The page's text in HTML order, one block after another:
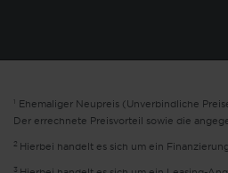
1 Ehemaliger Neupreis (Unverbindliche
Der errechnete Preisvorteil sowie die
2 Hierbei handelt es sich um ein
3